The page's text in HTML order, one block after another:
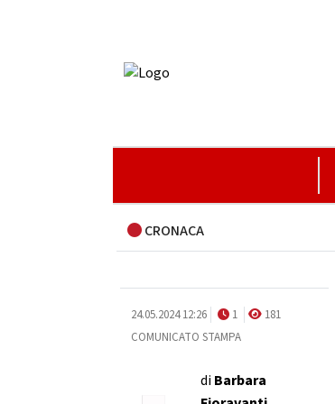
CRONACA
24.05.2024 12:26 1
181
COMUNICATO STAMPA
diBarbara